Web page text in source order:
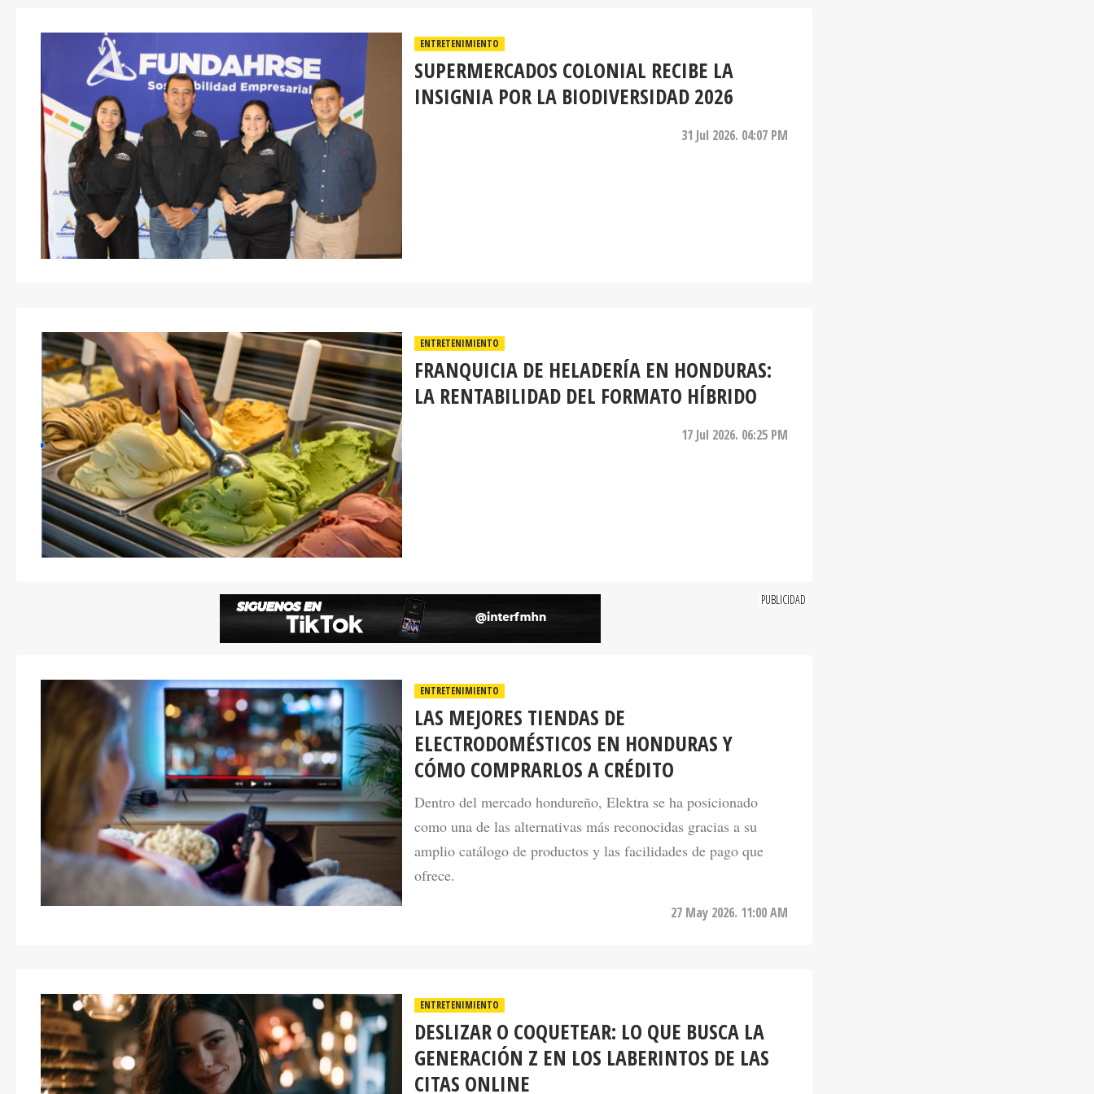
ENTRETENIMIENTO
SUPERMERCADOS COLONIAL RECIBE LA
INSIGNIA POR LA BIODIVERSIDAD 2026
31 Jul 2026. 04:07 PM
ENTRETENIMIENTO
FRANQUICIA DE HELADERÍA EN HONDURAS:
LA RENTABILIDAD DEL FORMATO HÍBRIDO
17 Jul 2026. 06:25 PM
LAS MEJORES TIENDAS DE
ELECTRODOMÉSTICOS EN HONDURAS Y
CÓMO COMPRARLOS A CRÉDITO
Dentro del mercado hondureño, Elektra se ha posicionado
como una de las alternativas más reconocidas gracias a su
amplio catálogo de productos y las facilidades de pago que
ofrece.
DESLIZAR O COQUETEAR: LO QUE BUSCA LA
GENERACIÓN Z EN LOS LABERINTOS DE LAS
CITAS ONLINE
La Generación Z está reescribiendo las reglas de las citas con